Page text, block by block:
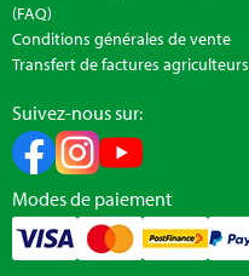
(FAQ)
Conditions générales de vente
Transfert de factures agriculteurs
Suivez-nous sur:
Modes de paiement